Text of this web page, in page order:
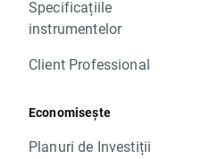
Specificațiile
instrumentelor
Client Professional
Economisește
Planuri de Investiții